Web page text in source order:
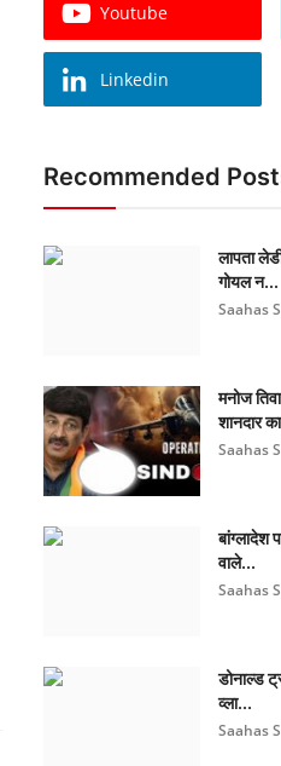
Youtube
Linkedin
Recommended
लापता
गोयल न...
Saahas
मनोज
शानदार
Saahas
बांग्लादेश
वाले...
Saahas
डोनाल्ड
व्ला...
Saahas